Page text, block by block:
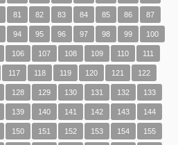
81 82 83 84 85 86 87
94 95 96 97 98 99 100
106 107 108 109 110 111
117 118 119 120 121 122
128 129 130 131 132 133
139 140 141 142 143 144
150 151 152 153 154 155